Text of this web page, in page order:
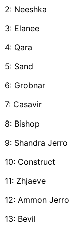
2: Neeshka
3: Elanee
4: Qara
5: Sand
6: Grobnar
7: Casavir
8: Bishop
9: Shandra Jerro
10: Construct
11: Zhjaeve
12: Ammon Jerro
13: Bevil